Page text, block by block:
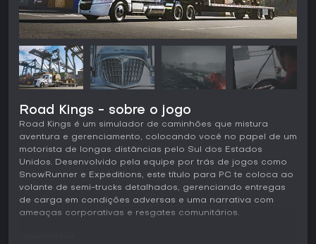
Road Kings - sobre o jogo
Road Kings é um simulador de caminhões que mistura
aventura e gerenciamento, colocando você no papel de um
motorista de longas distâncias pelo Sul dos Estados
Unidos. Desenvolvido pela equipe por trás de jogos como
SnowRunner e Expeditions, este título para PC te coloca ao
volante de semi-trucks detalhados, gerenciando entregas
de carga em condições adversas e uma narrativa com
ameaças corporativas e resgates comunitários.